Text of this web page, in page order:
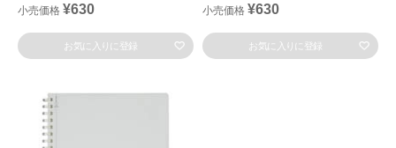
小売価格 ¥630
お気に入りに登録
小売価格 ¥630
お気に入りに登録